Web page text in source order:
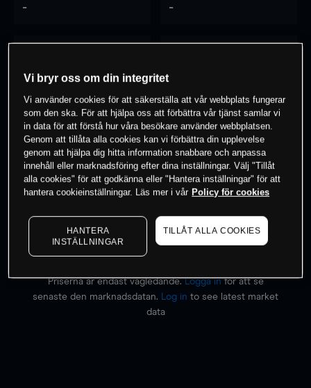
- -
0% av kunderna har en position i detta
instrument
Börja handla
Priserna är endast vägledande.Logga inför att se
senaste den marknadsdatan.
Log in to see latest market
data
Vi bryr oss om din integritet
Vi använder cookies för att säkerställa att vår webbplats fungerar
som den ska. För att hjälpa oss att förbättra vår tjänst samlar vi
in data för att förstå hur våra besökare använder webbplatsen.
Genom att tillåta alla cookies kan vi förbättra din upplevelse
genom att hjälpa dig hitta information snabbare och anpassa
innehåll eller marknadsföring efter dina inställningar. Välj "Tillåt
alla cookies" för att godkänna eller "Hantera inställningar" för att
hantera cookieinställningar. Läs mer i vår Policy för cookies
HANTERA
INSTÄLLNINGAR
TILLÅT ALLA COOKIES